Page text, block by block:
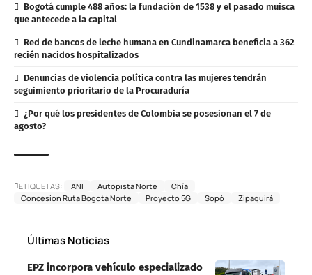
Bogotá cumple 488 años: la fundación de 1538 y el pasado muisca
que antecede a la capital
Red de bancos de leche humana en Cundinamarca beneficia a 362
recién nacidos hospitalizados
Denuncias de violencia política contra las mujeres tendrán
seguimiento prioritario de la Procuraduría
¿Por qué los presidentes de Colombia se posesionan el 7 de
agosto?
ETIQUETAS: ANI Autopista Norte
Chía
Concesión Ruta Bogotá Norte
Proyecto 5G Sopó Zipaquirá
Últimas Noticias
EPZ incorpora vehículo especializado